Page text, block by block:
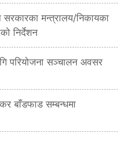
सरकारका मन्त्रालय/निकायका
निर्देशन
परियोजना सञ्चालन अवसर
बाँडफाड सम्बन्धमा